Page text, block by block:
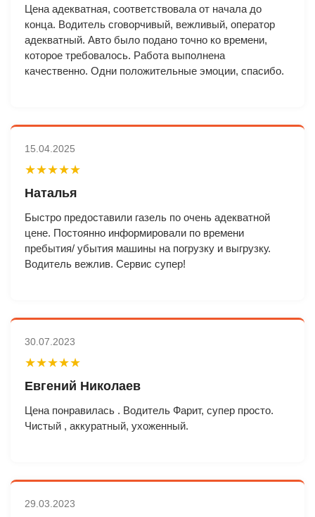
Цена адекватная, соответствовала от начала до
конца. Водитель сговорчивый, вежливый, оператор
адекватный. Авто было подано точно ко времени,
которое требовалось. Работа выполнена
качественно. Одни положительные эмоции, спасибо.
15.04.2025
★★★★★
Наталья
Быстро предоставили газель по очень адекватной
цене. Постоянно информировали по времени
пребытия/ убытия машины на погрузку и выгрузку.
Водитель вежлив. Сервис супер!
30.07.2023
★★★★★
Евгений Николаев
Цена понравилась . Водитель Фарит, супер просто.
Чистый , аккуратный, ухоженный.
29.03.2023